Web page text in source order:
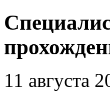
11 августа